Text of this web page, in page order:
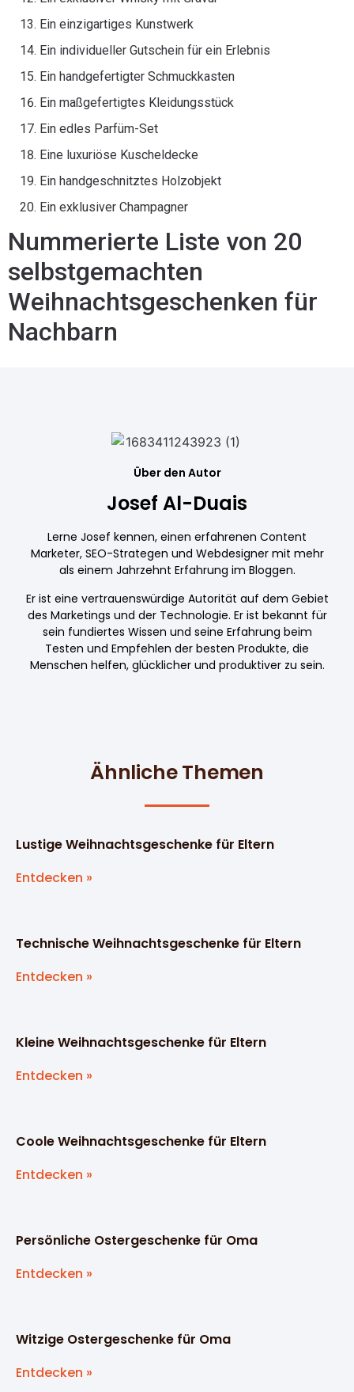
Ein einzigartiges Kunstwerk
Ein individueller Gutschein für ein Erlebnis
Ein handgefertigter Schmuckkasten
Ein maßgefertigtes Kleidungsstück
Ein edles Parfüm-Set
Eine luxuriöse Kuscheldecke
Ein handgeschnitztes Holzobjekt
Ein exklusiver Champagner
Nummerierte Liste von 20
selbstgemachten
Weihnachtsgeschenken für
Nachbarn
Über den Autor
Josef Al-Duais
Lerne Josef kennen, einen erfahrenen Content
Marketer, SEO-Strategen und Webdesigner mit mehr
als einem Jahrzehnt Erfahrung im Bloggen.
Er ist eine vertrauenswürdige Autorität auf dem Gebiet
des Marketings und der Technologie. Er ist bekannt für
sein fundiertes Wissen und seine Erfahrung beim
Testen und Empfehlen der besten Produkte, die
Menschen helfen, glücklicher und produktiver zu sein.
Ähnliche Themen
Lustige Weihnachtsgeschenke für Eltern
Entdecken »
Technische Weihnachtsgeschenke für Eltern
Entdecken »
Kleine Weihnachtsgeschenke für Eltern
Entdecken »
Coole Weihnachtsgeschenke für Eltern
Entdecken »
Persönliche Ostergeschenke für Oma
Entdecken »
Witzige Ostergeschenke für Oma
Entdecken »